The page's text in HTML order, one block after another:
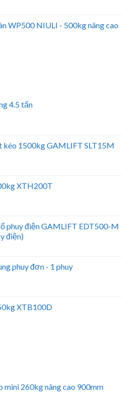
WP500 NIULI - 500kg nâng cao
4.5 tấn
kéo 1500kg GAMLIFT SLT15M
XTH200T
phuy điện GAMLIFT EDT500-M
điện)
phuy đơn - 1 phuy
XTB100D
mini 260kg nâng cao 900mm